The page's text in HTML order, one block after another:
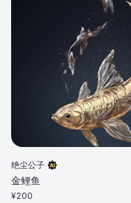
绝尘公子
金鲤鱼
¥200